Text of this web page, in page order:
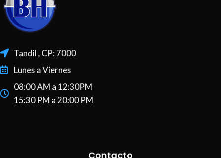
Tandil , CP: 7000
Lunes a Viernes
08:00 AM a 12:30PM
15:30 PM a 20:00 PM
Contacto